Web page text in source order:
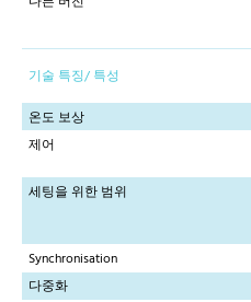
기술 특징/ 특성
온도 보상
제어
세팅을 위한 범위
Synchronisation
다중화